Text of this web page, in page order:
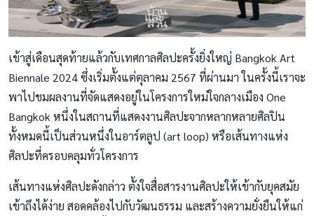
เข้าสู่เดือนสุดท้ายแล้วกับเทศกาลศิลปะครั้งยิ่งใหญ่ Bangkok Art
Biennale 2024 ซึ่งเริ่มตั้งแต่ตุลาคม 2567 ที่ผ่านมา ในครั้งนี้เราจะ
พาไปชมผลงานที่จัดแสดงอยู่ในโครงการใหม่ใจกลางเมือง One
Bangkok หนึ่งในสถานที่แสดงงานศิลปะจากหลากหลายศิลปิน
ทั้งหมดนี้เป็นส่วนหนึ่งในอาร์ตลูป (art loop) หรือเส้นทางแห่ง
ศิลปะที่ครอบคลุมทั่วโครงการ
เส้นทางแห่งศิลปะดังกล่าว ตั้งใจสื่อสารงานศิลปะให้เข้ากับยุคสมัย
เข้าถึงได้ง่าย สอดคล้องไปกับวัฒนธรรม และสร้างความยั่งยืนให้แก่